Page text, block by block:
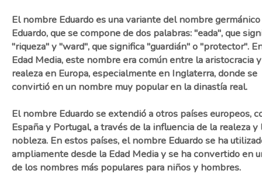
El nombre Eduardo es una variante del nombre germánico
Eduardo, que se compone de dos palabras: "eada", que
"riqueza" y "ward", que significa "guardián" o "protector".
Edad Media, este nombre era común entre la aristocracia
realeza en Europa, especialmente en Inglaterra, donde se
convirtió en un nombre muy popular en la dinastía real.
El nombre Eduardo se extendió a otros países europeos,
España y Portugal, a través de la influencia de la realeza y
nobleza. En estos países, el nombre Eduardo se ha
ampliamente desde la Edad Media y se ha convertido en
de los nombres más populares para niños y hombres.